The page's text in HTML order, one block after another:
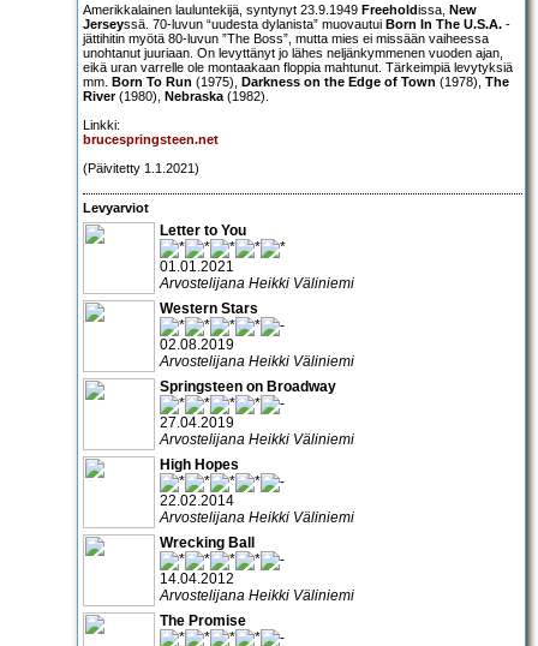
Amerikkalainen lauluntekijä, syntynyt 23.9.1949 Freeholdissa, New
Jerseyssä. 70-luvun “uudesta dylanista” muovautui Born In The U.S.A. -
jättihitin myötä 80-luvun ”The Boss”, mutta mies ei missään vaiheessa
unohtanut juuriaan. On levyttänyt jo lähes neljänkymmenen vuoden ajan,
eikä uran varrelle ole montaakaan floppia mahtunut. Tärkeimpiä levytyksiä
mm. Born To Run (1975), Darkness on the Edge of Town (1978), The
River(1980), Nebraska (1982).
Linkki:
brucespringsteen.net
(Päivitetty 1.1.2021)
Levyarviot
Letter to You
01.01.2021
Arvostelijana Heikki Väliniemi
Western Stars
02.08.2019
Arvostelijana Heikki Väliniemi
Springsteen on Broadway
27.04.2019
Arvostelijana Heikki Väliniemi
High Hopes
22.02.2014
Arvostelijana Heikki Väliniemi
Wrecking Ball
14.04.2012
Arvostelijana Heikki Väliniemi
The Promise